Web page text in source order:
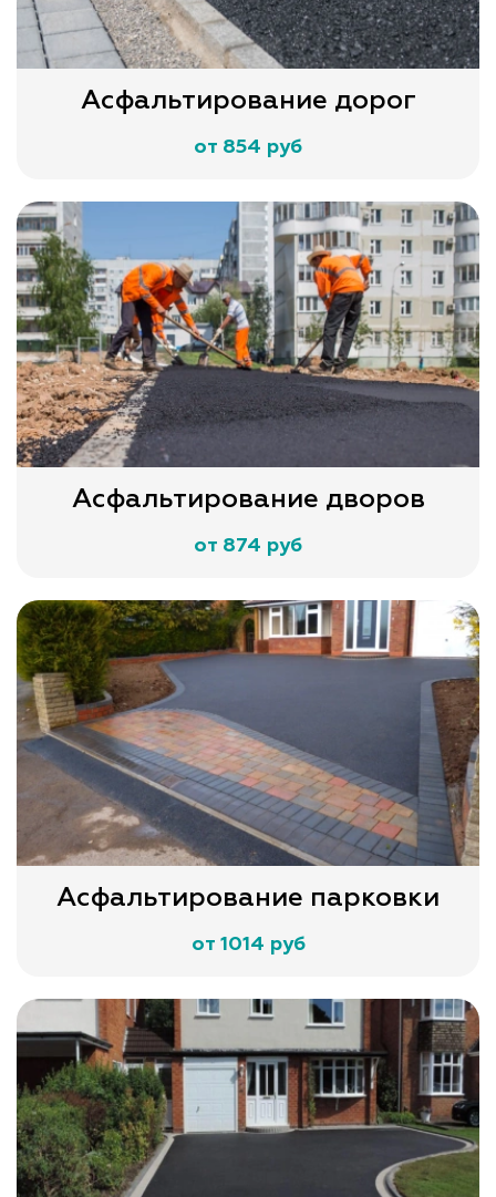
Асфальтирование дорог
от 854 руб
Асфальтирование дворов
от 874 руб
Асфальтирование парковки
от 1014 руб